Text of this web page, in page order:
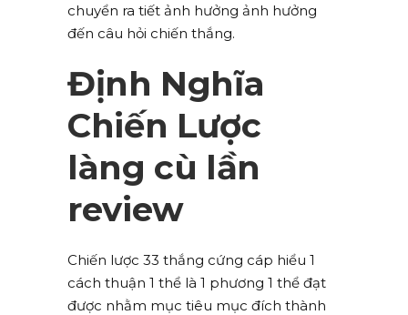
chuyển ra tiết ảnh hưởng ảnh hưởng
đến câu hỏi chiến thắng.
Định Nghĩa
Chiến Lược
làng cù lần
review
Chiến lược 33 thắng cứng cáp hiểu 1
cách thuận 1 thể là 1 phương 1 thể đạt
được nhằm mục tiêu mục đích thành